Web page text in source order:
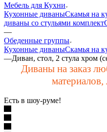
Мебель для Кухни
Кухонные диваныСкамья на
диваны со стульями комплект
—
Обеденные группы
Кухонные диваныСкамья на
—Диван, стол, 2 стула хром
Диваны на заказ
Есть в шоу-руме!